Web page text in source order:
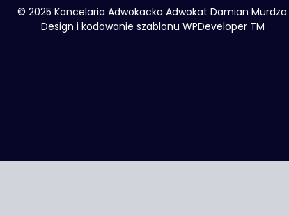
© 2025 Kancelaria Adwokacka Adwokat Damian Murdza.
Design i kodowanie szablonu WPDeveloper TM